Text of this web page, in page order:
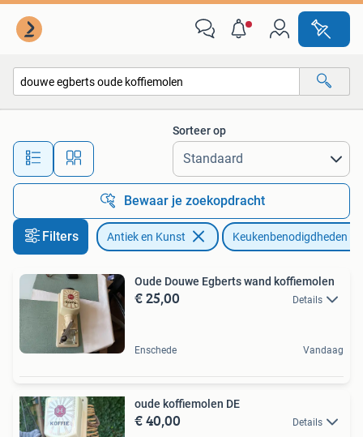
Alle afstanden…
Sorteer op
Bewaar je zoekopdracht
Filters Antiek en Kunst Keukenbenodigdheden
Oude Douwe Egberts wand koffiemolen
€ 25,00 Details
Enschede Vandaag
oude koffiemolen DE
€ 40,00 Details